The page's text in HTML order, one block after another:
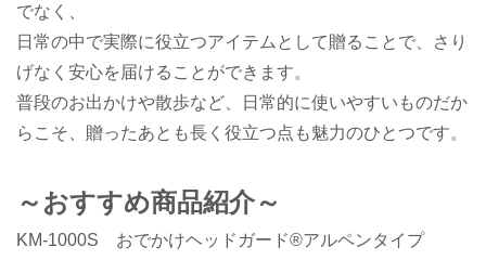
でなく、
日常の中で実際に役立つアイテムとして贈ることで、さり
げなく安心を届けることができます。
普段のお出かけや散歩など、日常的に使いやすいものだか
らこそ、贈ったあとも長く役立つ点も魅力のひとつです。
～おすすめ商品紹介～
KM-1000S おでかけヘッドガード®アルペンタイプ